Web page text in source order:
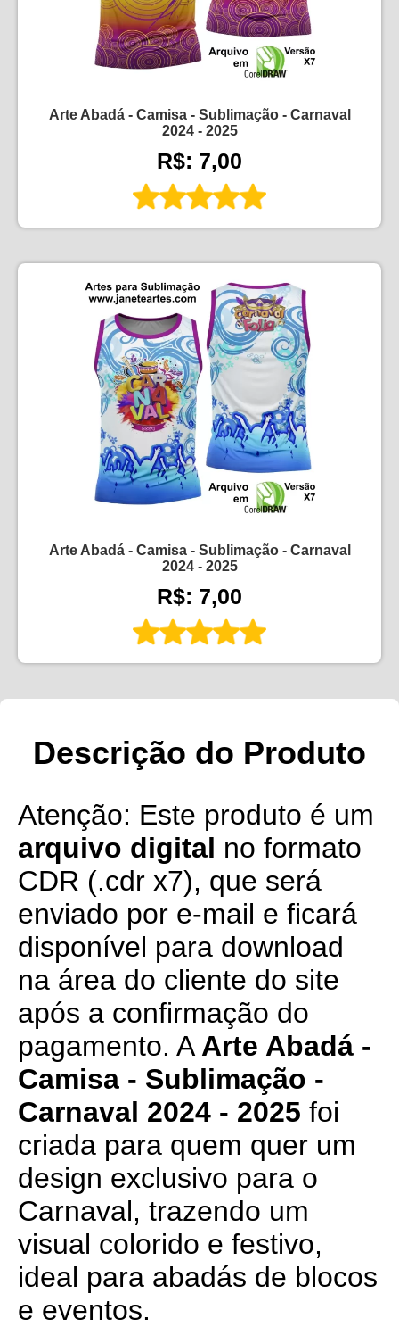
Arte Abadá - Camisa - Sublimação - Carnaval
2024 - 2025
R$: 7,00
Arte Abadá - Camisa - Sublimação - Carnaval
2024 - 2025
R$: 7,00
Descrição do Produto
Atenção: Este produto é um
arquivo digital no formato
CDR (.cdr x7), que será
enviado por e-mail e ficará
disponível para download
na área do cliente do site
após a confirmação do
pagamento. A Arte Abadá -
Camisa - Sublimação -
Carnaval 2024 - 2025 foi
criada para quem quer um
design exclusivo para o
Carnaval, trazendo um
visual colorido e festivo,
ideal para abadás de blocos
e eventos.